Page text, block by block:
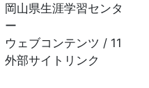
岡山県生涯学習センタ
ー
ウェブコンテンツ / 11
外部サイトリンク